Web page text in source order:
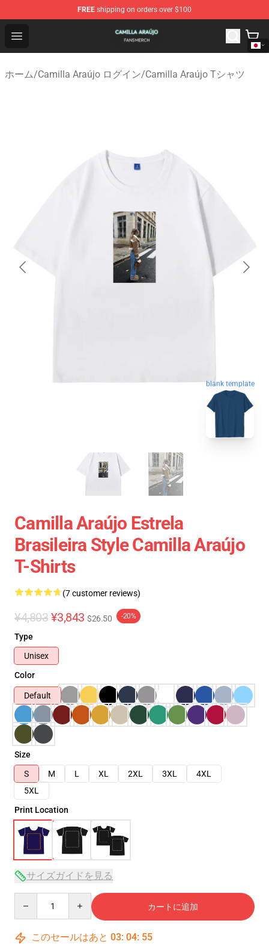
FREE shipping on orders over $100
Open menu
Camilla Araújo Shop - Official Camilla Araújo
ホーム/Camilla Araújo ログイン/Camilla Araújo Tシャツ
blank template
Camilla Araújo Estrela
Brasileira Style Camilla Araújo
T-Shirts
(7 customer reviews)
¥4,803 ¥3,843 $26.50 -20%
Type
Unisex
Color
Default
Size
S
M L XL 2XL 3XL
4XL
5XL
Print Location
サイズガイドを見る
カートに追加
このセールはあと 03: 04: 54